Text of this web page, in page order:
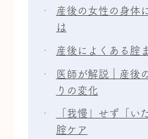
産後の女性の身体
は
産後によくある腟
医師が解説｜産後
りの変化
「我慢」せず「い
腟ケア